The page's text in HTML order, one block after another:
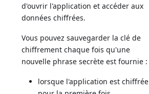
d'ouvrir l'application et accéder aux
données chiffrées.
Vous pouvez sauvegarder la clé de
chiffrement chaque fois qu'une
nouvelle phrase secrète est fournie :
lorsque l'application est chiffrée